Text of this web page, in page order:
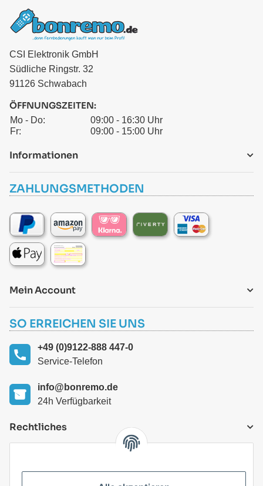
CSI Elektronik GmbH
Südliche Ringstr. 32
91126 Schwabach
ÖFFNUNGSZEITEN:
Mo - Do:
09:00 - 16:30 Uhr
Fr:
09:00 - 15:00 Uhr
Informationen
ZAHLUNGSMETHODEN
Mein Account
SO ERREICHEN SIE UNS
+49 (0)9122-888 447-0
Service-Telefon
info@bonremo.de
24h Verfügbarkeit
Rechtliches